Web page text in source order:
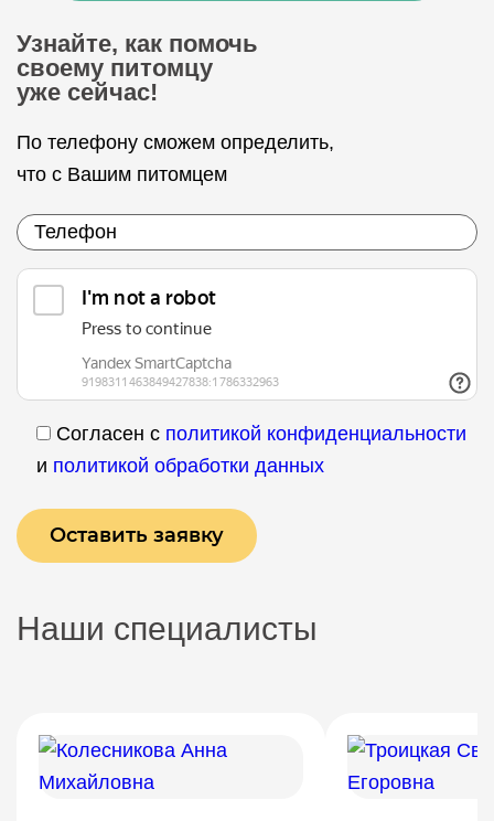
Узнайте, как помочь
своему питомцу
уже сейчас!
По телефону сможем определить,
что с Вашим питомцем
Согласен с политикой конфиденциальности
и политикой обработки данных
Наши специалисты